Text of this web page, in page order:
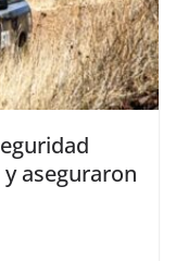
aseguraron